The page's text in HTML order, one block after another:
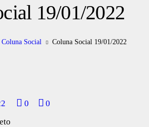
19/01/2022
Coluna Social Coluna Social 19/01/2022
0
0